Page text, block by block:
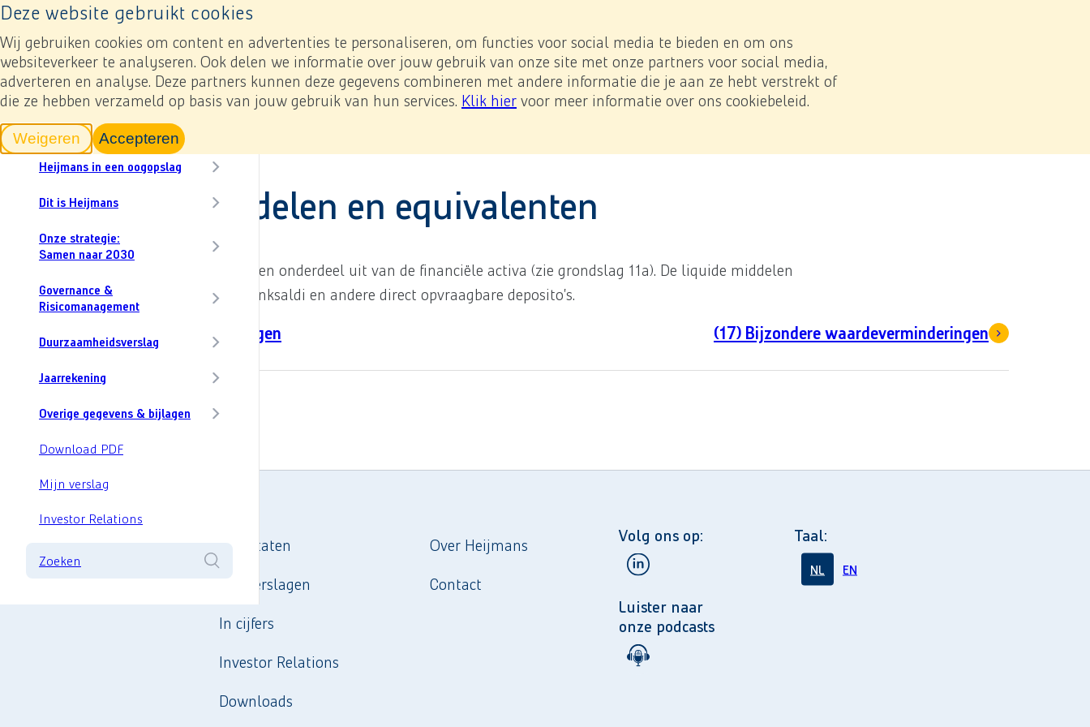
Deze website gebruikt cookies
Wij gebruiken cookies om content en advertenties te personaliseren, om functies voor social media te bieden en om ons
websiteverkeer te analyseren. Ook delen we informatie over jouw gebruik van onze site met onze partners voor social media,
adverteren en analyse. Deze partners kunnen deze gegevens combineren met andere informatie die je aan ze hebt verstrekt of
die ze hebben verzameld op basis van jouw gebruik van hun services. Klik hier voor meer informatie over ons cookiebeleid.
Weigerentracking scripts
Accepterentracking scripts, de pagina zal ververst worden.
Naar home pagina
ResultatenJaarverslagen
CO₂-Prestatieladder
Content menu, selecting an article item reloads the page.
Naar home pagina
In dit verslag
Woord van onze CEO
Heijmans in een oogopslag
Dit is Heijmans
Onze strategie:
Samen naar 2030
Governance &
Risicomanagement
Duurzaamheidsverslag
Jaarrekening
Overige gegevens & bijlagen
Download PDF
Mijn verslag
Investor Relations
Zoeken
Jaarverslag 2024 Jaarrekening
(16) Liquide middelen en equivalenten
Liquide middelen en equivalenten maken onderdeel uit van de financiële activa (zie grondslag 11a). De liquide middelen
en equivalenten bestaan uit kas- en banksaldi en andere direct opvraagbare deposito’s.
(17) Bijzondere waardeverminderingen
(15) Handels- en overige vorderingen
Toevoegen mijn verslag
Download
Resultaten
Jaarverslagen
In cijfers
Investor Relations
Downloads
Over Heijmans
Contact
Volg ons op:
Luister naar
onze podcasts
Taal:
NL EN